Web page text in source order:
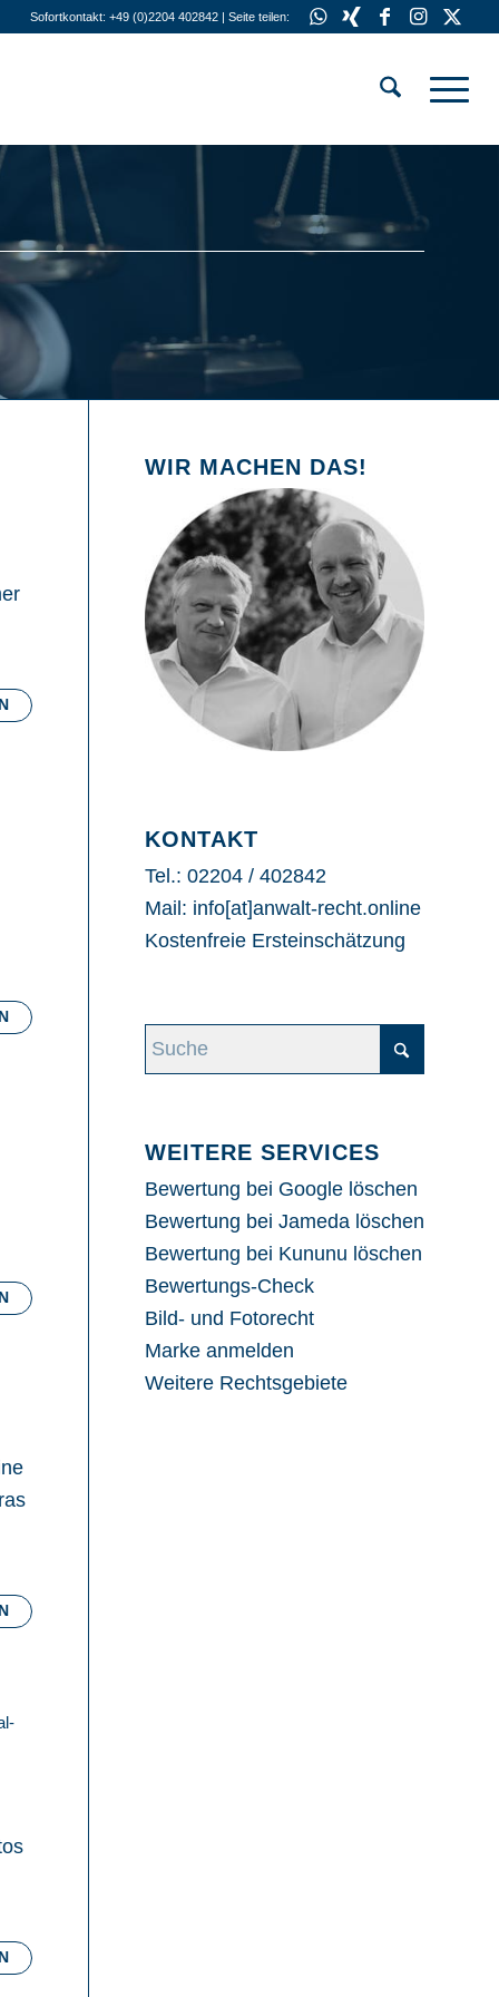
Sofortkontakt: +49 (0)2204 402842 | Seite teilen:
WIR MACHEN DAS!
KONTAKT
Tel.: 02204 / 402842
Mail: info[at]anwalt-recht.online
Kostenfreie Ersteinschätzung
WEITERE SERVICES
Bewertung bei Google löschen
Bewertung bei Jameda löschen
Bewertung bei Kununu löschen
Bewertungs-Check
Bild- und Fotorecht
Marke anmelden
Weitere Rechtsgebiete